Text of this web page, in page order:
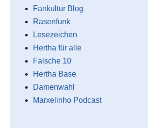
Fankultur Blog
Rasenfunk
Lesezeichen
Hertha für alle
Falsche 10
Hertha Base
Damenwahl
Marxelinho Podcast